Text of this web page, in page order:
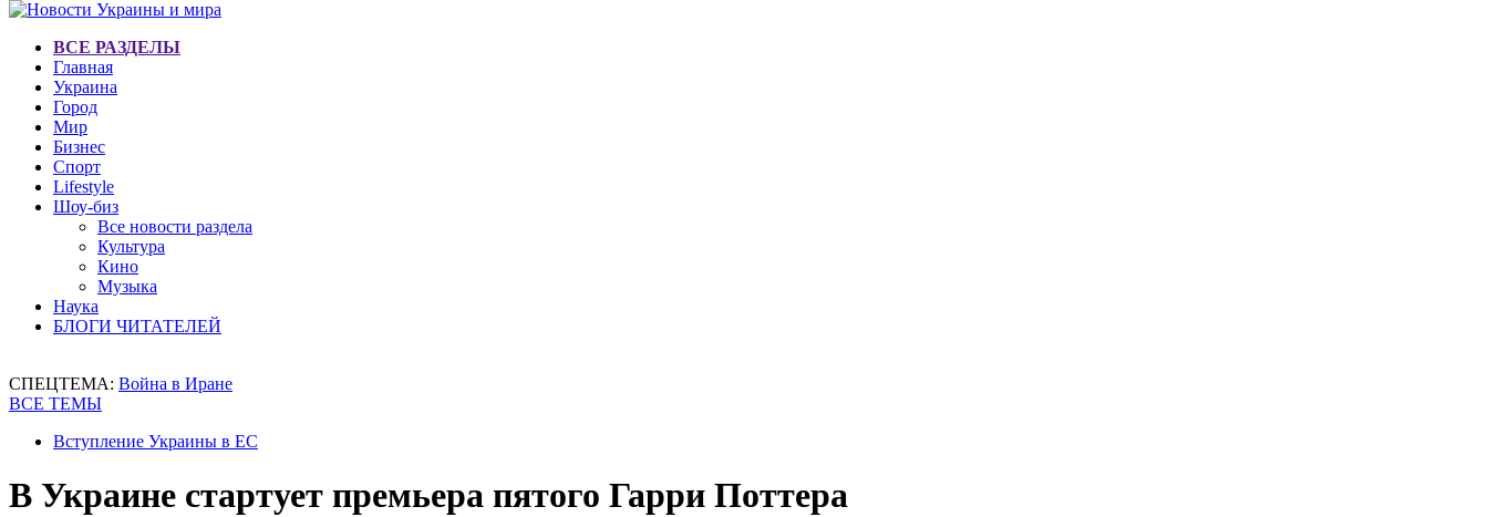
ВСЕ РАЗДЕЛЫ
Главная
Украина
Город
Мир
Бизнес
Спорт
Lifestyle
Шоу-биз
Все новости раздела
Культура
Кино
Музыка
Наука
БЛОГИ ЧИТАТЕЛЕЙ
СПЕЦТЕМА: Война в Иране
ВСЕ ТЕМЫ
Вступление Украины в ЕС
В Украине стартует премьера пятого Гарри Поттера